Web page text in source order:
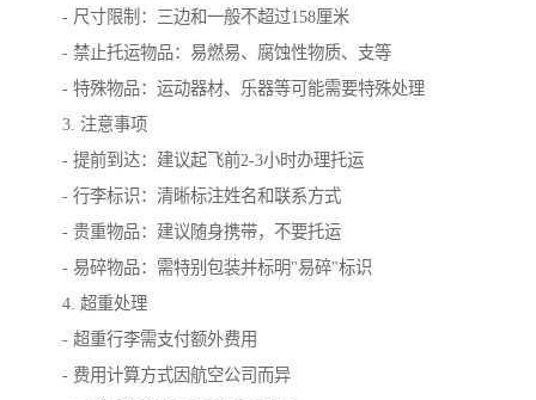
- 尺寸限制：三边和一般不超过158厘米
- 禁止托运物品：易燃易、腐蚀性物质、支等
- 特殊物品：运动器材、乐器等可能需要特殊处理
3. 注意事项
- 提前到达：建议起飞前2-3小时办理托运
- 行李标识：清晰标注姓名和联系方式
- 贵重物品：建议随身携带，不要托运
- 易碎物品：需特别包装并标明"易碎"标识
4. 超重处理
- 超重行李需支付额外费用
- 费用计算方式因航空公司而异